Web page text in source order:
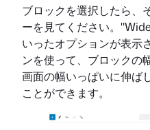
ブロックを選択したら、
ーを見てください。
いったオプションが表示
ンを使って、ブロックの
画面の幅いっぱいに伸ば
ことができます。